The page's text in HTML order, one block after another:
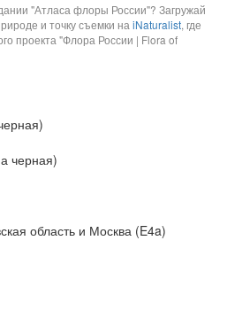
"Атласа флоры России"? Загружай
и точку съемки на iNaturalist, где
проекта "Флора России | Flora of
черная)
область и Москва (E4a)